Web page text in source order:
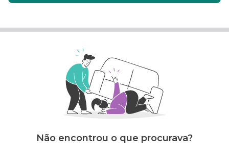
Não encontrou o que procurava?